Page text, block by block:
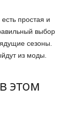
простая и
выбор
сезоны.
из моды.
этом